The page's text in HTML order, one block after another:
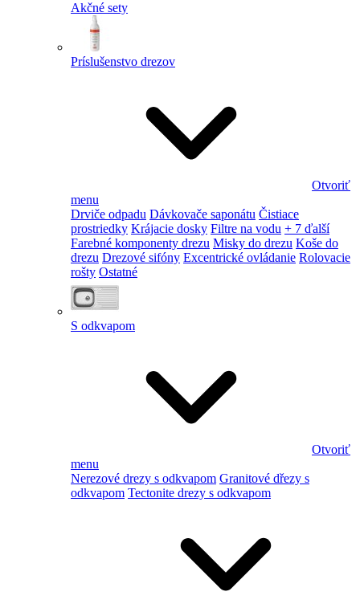
Akčné sety
Príslušenstvo drezov
Otvoriť
menu
Drviče odpadu Dávkovače saponátu Čistiace
prostriedky Krájacie dosky Filtre na vodu + 7 ďalší
Farebné komponenty drezu Misky do drezu Koše do
drezu Drezové sifóny Excentrické ovládanie Rolovacie
rošty Ostatné
S odkvapom
Otvoriť
menu
Nerezové drezy s odkvapom Granitové dřezy s
odkvapom Tectonite drezy s odkvapom